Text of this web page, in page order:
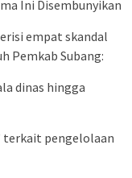
Ini Disembunyikan
empat skandal
Pemkab Subang:
dinas hingga
terkait pengelolaan